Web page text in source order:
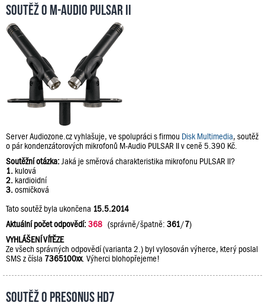
Soutěž o M-Audio PULSAR II
Server Audiozone.cz vyhlašuje, ve spolupráci s firmou Disk Multimedia, soutěž
o pár kondenzátorových mikrofonů M-Audio PULSAR II v ceně 5.390 Kč.
Soutěžní otázka: Jaká je směrová charakteristika mikrofonu PULSAR II?
1. kulová
2. kardioidní
3. osmičková
Tato soutěž byla ukončena 15.5.2014
Aktuální počet odpovědí:368 (správně/špatně: 361/7)
VYHLÁŠENÍ VÍTĚZE
Ze všech správných odpovědí (varianta 2.) byl vylosován výherce, který poslal
SMS z čísla 7365100xx. Výherci blohopřejeme!
Soutěž o PreSonus HD7